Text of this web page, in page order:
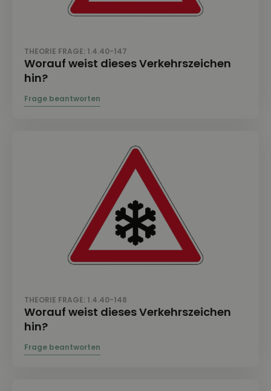
THEORIE FRAGE: 1.4.40-147
Worauf weist dieses Verkehrszeichen
hin?
THEORIE FRAGE: 1.4.40-148
Worauf weist dieses Verkehrszeichen
hin?